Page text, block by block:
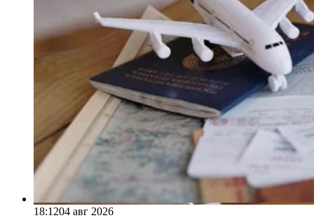
18:1204 авг 2026